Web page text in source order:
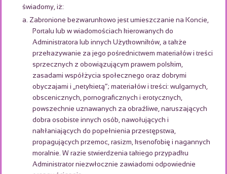
świadomy, iż:
a. Zabronione bezwarunkowo jest umieszczanie na Koncie,
Portalu lub w wiadomościach kierowanych do
Administratora lub innych Użytkowników, a także
przekazywanie za jego pośrednictwem materiałów i treści
sprzecznych z obowiązującym prawem polskim,
zasadami współżycia społecznego oraz dobrymi
obyczajami i „netykietą”; materiałów i treści: wulgarnych,
obscenicznych, pornograficznych i erotycznych,
powszechnie uznawanych za obraźliwe, naruszających
dobra osobiste innych osób, nawołujących i
nakłaniających do popełnienia przestępstwa,
propagujących przemoc, rasizm, ksenofobię i nagannych
moralnie. W razie stwierdzenia takiego przypadku
Administrator niezwłocznie zawiadomi odpowiednie